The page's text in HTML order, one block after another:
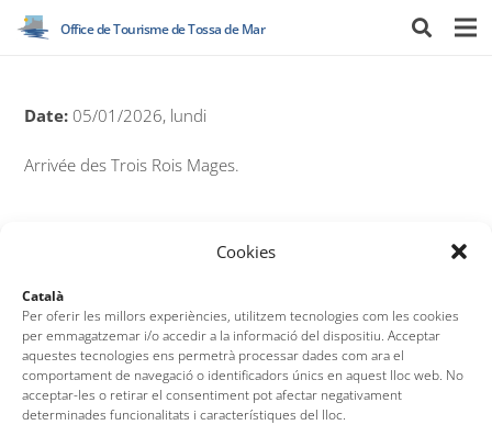
Cookies
Català
Per oferir les millors experiències, utilitzem tecnologies com les cookies
per emmagatzemar i/o accedir a la informació del dispositiu. Acceptar
aquestes tecnologies ens permetrà processar dades com ara el
comportament de navegació o identificadors únics en aquest lloc web. No
acceptar-les o retirar el consentiment pot afectar negativament
determinades funcionalitats i característiques del lloc.
Office de Tourisme de Tossa de Mar
Date:05/01/2026, lundi
Arrivée des Trois Rois Mages.